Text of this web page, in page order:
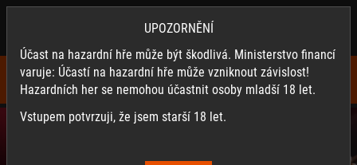
UPOZORNĚNÍ
Účast na hazardní hře může být škodlivá. Ministerstvo financí
varuje: Účastí na hazardní hře může vzniknout závislost!
Hazardních her se nemohou účastnit osoby mladší 18 let.
Vstupem potvrzuji, že jsem starší 18 let.
Stahuj naši appku a využívej její výhody.